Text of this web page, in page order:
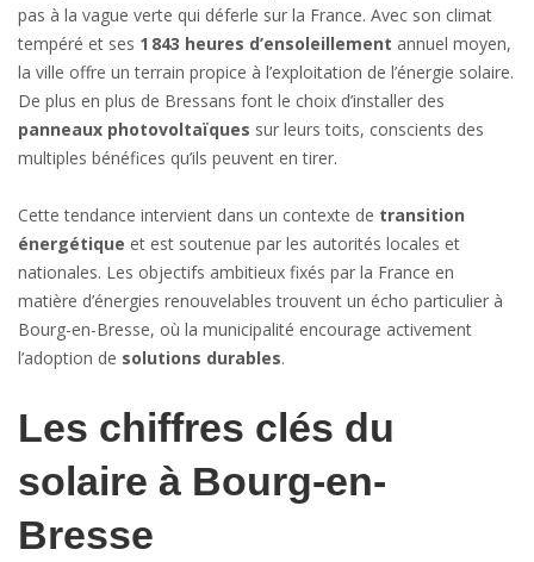
pas à la vague verte qui déferle sur la France. Avec son climat
tempéré et ses 1 843 heures d’ensoleillement annuel moyen,
la ville offre un terrain propice à l’exploitation de l’énergie solaire.
De plus en plus de Bressans font le choix d’installer des
panneaux photovoltaïques sur leurs toits, conscients des
multiples bénéfices qu’ils peuvent en tirer.
Cette tendance intervient dans un contexte de transition
énergétique et est soutenue par les autorités locales et
nationales. Les objectifs ambitieux fixés par la France en
matière d’énergies renouvelables trouvent un écho particulier à
Bourg-en-Bresse, où la municipalité encourage activement
l’adoption de solutions durables.
Les chiffres clés du
solaire à Bourg-en-
Bresse